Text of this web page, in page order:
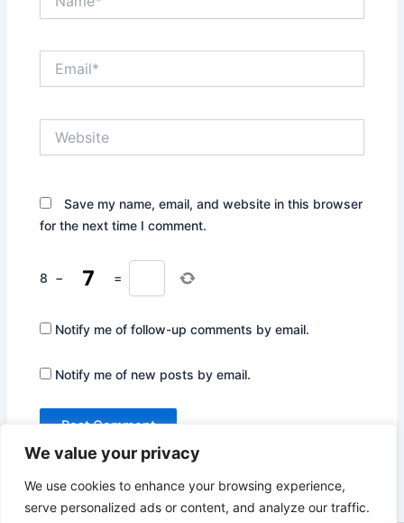
We value your privacy
We use cookies to enhance your browsing experience,
serve personalized ads or content, and analyze our traffic.
Save my name, email, and website in this browser
for the next time I comment.
8 − =
Notify me of follow-up comments by email.
Notify me of new posts by email.